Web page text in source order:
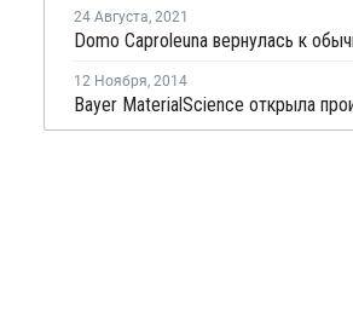
24 Августа, 2021
12 Ноября, 2014